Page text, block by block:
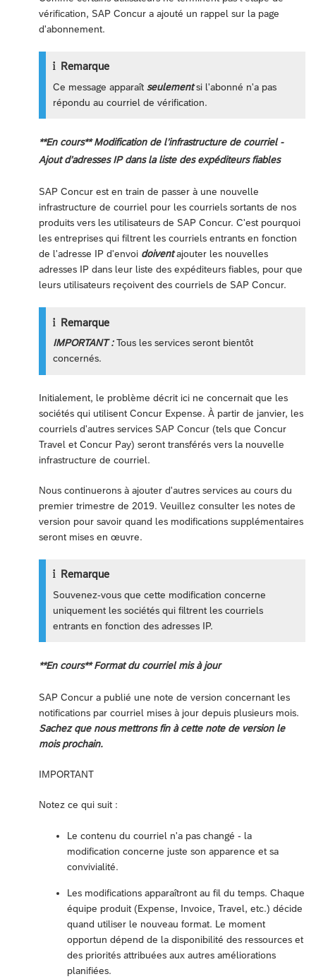
vérification, SAP Concur a ajouté un rappel sur la page
d'abonnement.
Remarque
Ce message apparaîtseulementsi l'abonné n'a pas
répondu au courriel de vérification.
**En cours** Modification de l’infrastructure de courriel -
Ajout d’adresses IP dans la liste des expéditeurs fiables
SAP Concur est en train de passer à une nouvelle
infrastructure de courriel pour les courriels sortants de nos
produits vers les utilisateurs de SAP Concur. C'est pourquoi
les entreprises qui filtrent les courriels entrants en fonction
de l'adresse IP d'envoi doiventajouter les nouvelles
adresses IP dans leur liste des expéditeurs fiables, pour que
leurs utilisateurs reçoivent des courriels de SAP Concur.
Remarque
IMPORTANT :Tous les services seront bientôt
concernés.
Initialement, le problème décrit ici ne concernait que les
sociétés qui utilisent Concur Expense. À partir de janvier, les
courriels d'autres services SAP Concur (tels que Concur
Travel et Concur Pay) seront transférés vers la nouvelle
infrastructure de courriel.
Nous continuerons à ajouter d'autres services au cours du
premier trimestre de 2019. Veuillez consulter les notes de
version pour savoir quand les modifications supplémentaires
seront mises en œuvre.
Remarque
Souvenez-vous que cette modification concerne
uniquement les sociétés qui filtrent les courriels
entrants en fonction des adresses IP.
**En cours** Format du courriel mis à jour
SAP Concur a publié une note de version concernant les
notifications par courriel mises à jour depuis plusieurs mois.
Sachez que nous mettrons fin à cette note de version le
mois prochain.
IMPORTANT
Notez ce qui suit :
Le contenu du courriel n'a pas changé - la
modification concerne juste son apparence et sa
convivialité.
Les modifications apparaîtront au fil du temps. Chaque
équipe produit (Expense, Invoice, Travel, etc.) décide
quand utiliser le nouveau format. Le moment
opportun dépend de la disponibilité des ressources et
des priorités attribuées aux autres améliorations
planifiées.